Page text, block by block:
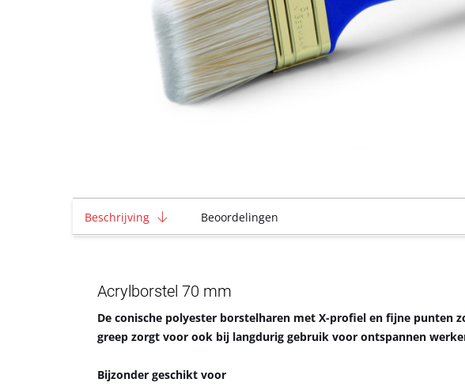
Beschrijving Beoordelingen
Acrylborstel 70 mm
De conische polyester borstelharen met X-profiel en fijne punten
greep zorgt voor ook bij langdurig gebruik voor ontspannen
Bijzonder geschikt voor